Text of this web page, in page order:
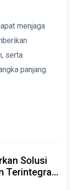
menjaga
serta
panjang.
Solusi
Terintegrasi
Indonesia